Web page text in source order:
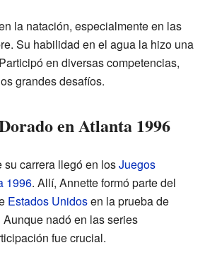
la natación, especialmente en las
Su habilidad en el agua la hizo una
en diversas competencias,
grandes desafíos.
en Atlanta 1996
su carrera llegó en losJuegos
1996. Allí, Annette formó parte del
Estados Unidosen la prueba de
nadó en las series
fue crucial.